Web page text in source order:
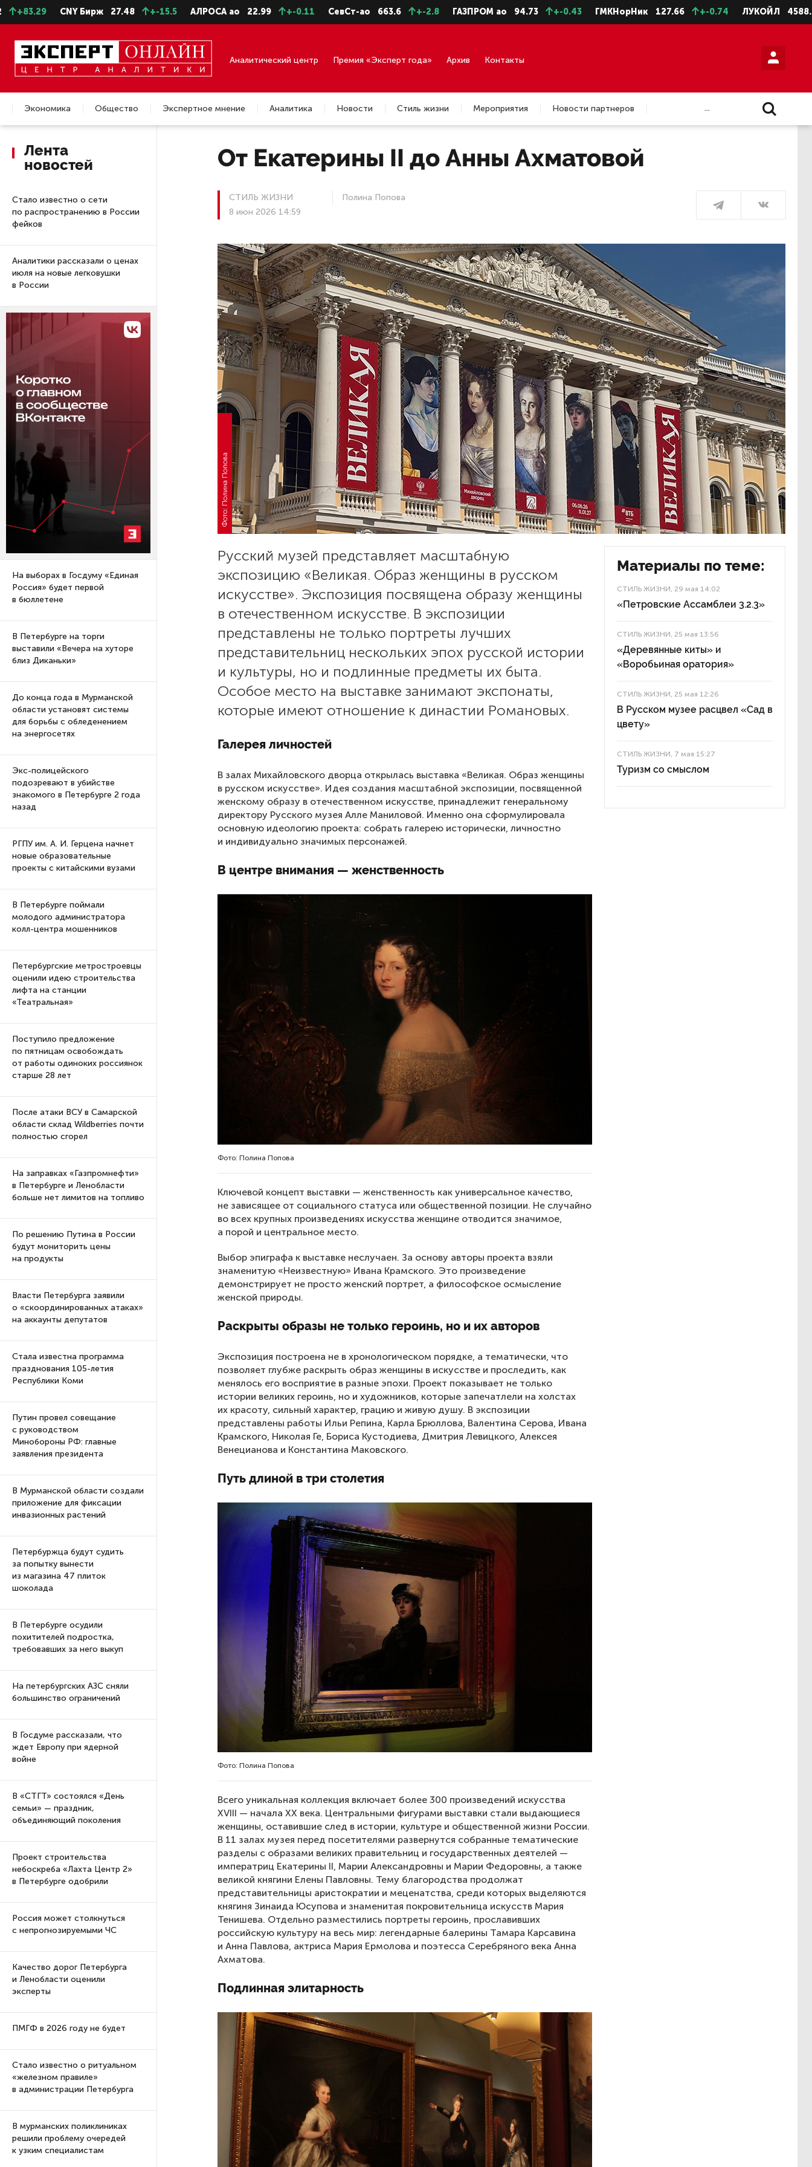
CNY Бирж 27.48 +-15.5 АЛРОСА ао 22.99 +-0.11 СевСт-ао 663.6 +-2.8 ГАЗПРОМ ао 94.73 +-0.43 ГМКНорНик 127.66 +-0.74 ЛУКОЙЛ 4588.5 +-11.5
Аналитический центр Премия «Эксперт года» Архив Контакты
Экономика Общество Экспертное мнение Аналитика Новости Стиль жизни Мероприятия
Новости партнеров
Недвижимость
...
Лента
новостей
Стало известно о сети
по распространению в России
фейков
Аналитики рассказали о ценах
июля на новые легковушки
в России
На выборах в Госдуму «Единая
Россия» будет первой
в бюллетене
В Петербурге на торги
выставили «Вечера на хуторе
близ Диканьки»
До конца года в Мурманской
области установят системы
для борьбы с обледенением
на энергосетях
Экс-полицейского
подозревают в убийстве
знакомого в Петербурге 2 года
назад
РГПУ им. А. И. Герцена начнет
новые образовательные
проекты с китайскими вузами
В Петербурге поймали
молодого администратора
колл-центра мошенников
Петербургские метростроевцы
оценили идею строительства
лифта на станции
«Театральная»
Поступило предложение
по пятницам освобождать
от работы одиноких россиянок
старше 28 лет
После атаки ВСУ в Самарской
области склад Wildberries почти
полностью сгорел
На заправках «Газпромнефти»
в Петербурге и Ленобласти
больше нет лимитов на топливо
По решению Путина в России
будут мониторить цены
на продукты
Власти Петербурга заявили
о «скоординированных атаках»
на аккаунты депутатов
Стала известна программа
празднования 105-летия
Республики Коми
Путин провел совещание
с руководством
Минобороны РФ: главные
заявления президента
В Мурманской области создали
приложение для фиксации
инвазионных растений
Петербуржца будут судить
за попытку вынести
из магазина 47 плиток
шоколада
В Петербурге осудили
похитителей подростка,
требовавших за него выкуп
На петербургских АЗС сняли
большинство ограничений
В Госдуме рассказали, что
ждет Европу при ядерной
войне
В «СТГТ» состоялся «День
семьи» — праздник,
объединяющий поколения
Проект строительства
небоскреба «Лахта Центр 2»
в Петербурге одобрили
Россия может столкнуться
с непрогнозируемыми ЧС
Качество дорог Петербурга
и Ленобласти оценили
эксперты
ПМГФ в 2026 году не будет
Стало известно о ритуальном
«железном правиле»
в администрации Петербурга
В мурманских поликлиниках
решили проблему очередей
к узким специалистам
От Екатерины II до Анны Ахматовой
СТИЛЬ ЖИЗНИ
8 июн 2026 14:59
Полина Попова
Фото: Полина Попова
Русский музей представляет масштабную
экспозицию «Великая. Образ женщины в русском
искусстве». Экспозиция посвящена образу женщины
в отечественном искусстве. В экспозиции
представлены не только портреты лучших
представительниц нескольких эпох русской истории
и культуры, но и подлинные предметы их быта.
Особое место на выставке занимают экспонаты,
которые имеют отношение к династии Романовых.
Галерея личностей
В залах Михайловского дворца открылась выставка «Великая. Образ женщины
в русском искусстве». Идея создания масштабной экспозиции, посвященной
женскому образу в отечественном искусстве, принадлежит генеральному
директору Русского музея Алле Маниловой. Именно она сформулировала
основную идеологию проекта: собрать галерею исторически, личностно
и индивидуально значимых персонажей.
В центре внимания — женственность
Фото: Полина Попова
Ключевой концепт выставки — женственность как универсальное качество,
не зависящее от социального статуса или общественной позиции. Не случайно
во всех крупных произведениях искусства женщине отводится значимое,
а порой и центральное место.
Выбор эпиграфа к выставке неслучаен. За основу авторы проекта взяли
знаменитую «Неизвестную» Ивана Крамского. Это произведение
демонстрирует не просто женский портрет, а философское осмысление
женской природы.
Раскрыты образы не только героинь, но и их авторов
Экспозиция построена не в хронологическом порядке, а тематически, что
позволяет глубже раскрыть образ женщины в искусстве и проследить, как
менялось его восприятие в разные эпохи. Проект показывает не только
истории великих героинь, но и художников, которые запечатлели на холстах
их красоту, сильный характер, грацию и живую душу. В экспозиции
представлены работы Ильи Репина, Карла Брюллова, Валентина Серова, Ивана
Крамского, Николая Ге, Бориса Кустодиева, Дмитрия Левицкого, Алексея
Венецианова и Константина Маковского.
Путь длиной в три столетия
Фото: Полина Попова
Всего уникальная коллекция включает более 300 произведений искусства
XVIII — начала XX века. Центральными фигурами выставки стали выдающиеся
женщины, оставившие след в истории, культуре и общественной жизни России.
В 11 залах музея перед посетителями развернутся собранные тематические
разделы с образами великих правительниц и государственных деятелей —
императриц Екатерины II, Марии Александровны и Марии Федоровны, а также
великой княгини Елены Павловны. Тему благородства продолжат
представительницы аристократии и меценатства, среди которых выделяются
княгиня Зинаида Юсупова и знаменитая покровительница искусств Мария
Тенишева. Отдельно разместились портреты героинь, прославивших
российскую культуру на весь мир: легендарные балерины Тамара Карсавина
и Анна Павлова, актриса Мария Ермолова и поэтесса Серебряного века Анна
Ахматова.
Подлинная элитарность
Материалы по теме:
СТИЛЬ ЖИЗНИ, 29 мая 14:02
«Петровские Ассамблеи 3.2.3»
СТИЛЬ ЖИЗНИ, 25 мая 13:56
«Деревянные киты» и
«Воробьиная оратория»
СТИЛЬ ЖИЗНИ, 25 мая 12:26
В Русском музее расцвел «Сад в
цвету»
СТИЛЬ ЖИЗНИ, 7 мая 15:27
Туризм со смыслом